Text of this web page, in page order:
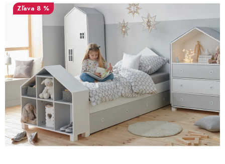
KUCHYŇA
SPÁĽŇA
PREDSIENE
PRACOVŇA / KANCELÁRIA
KÚPEĽŇA
DETSKÉ A ŠTUDENTSKÉ
8 %